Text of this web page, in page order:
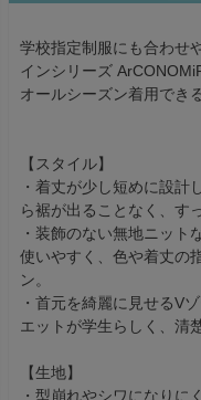
学校指定制服にも合わせ
インシリーズ
オールシーズン着用でき
【スタイル】
・着丈が少し短めに設計
ら裾が出ることなく、す
・装飾のない無地ニット
使いやすく、色や着丈の
ン。
・首元を綺麗に見せるV
エットが学生らしく、清
【生地】
・型崩れやシワになりに